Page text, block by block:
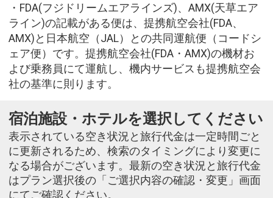
・FDA(フジドリームエアラインズ)、AMX(天草エア
ライン)の記載がある便は、提携航空会社(FDA、
AMX)と日本航空（JAL）との共同運航便（コードシ
ェア便）です。提携航空会社(FDA・AMX)の機材お
よび乗務員にて運航し、機内サービスも提携航空会
社の基準に則ります。
宿泊施設・ホテルを選択してください
表示されている空き状況と旅行代金は一定時間ごと
に更新されるため、検索のタイミングにより変更に
なる場合がございます。最新の空き状況と旅行代金
はプラン選択後の「ご選択内容の確認・変更」画面
にてご確認ください。